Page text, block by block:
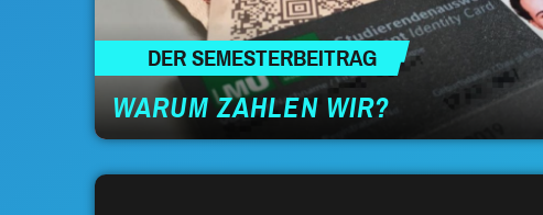
DER SEMESTERBEITRAG
WARUM ZAHLEN WIR?